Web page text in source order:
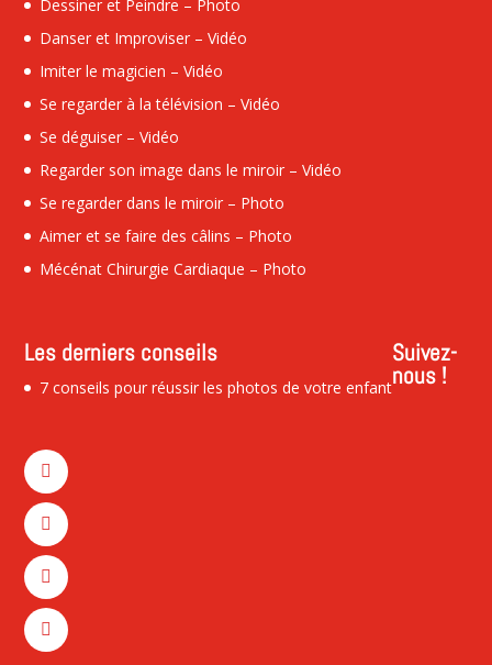
Dessiner et Peindre – Photo
Danser et Improviser – Vidéo
Imiter le magicien – Vidéo
Se regarder à la télévision – Vidéo
Se déguiser – Vidéo
Regarder son image dans le miroir – Vidéo
Se regarder dans le miroir – Photo
Aimer et se faire des câlins – Photo
Mécénat Chirurgie Cardiaque – Photo
Les derniers conseils
7 conseils pour réussir les photos de votre enfant
Suivez-
nous !